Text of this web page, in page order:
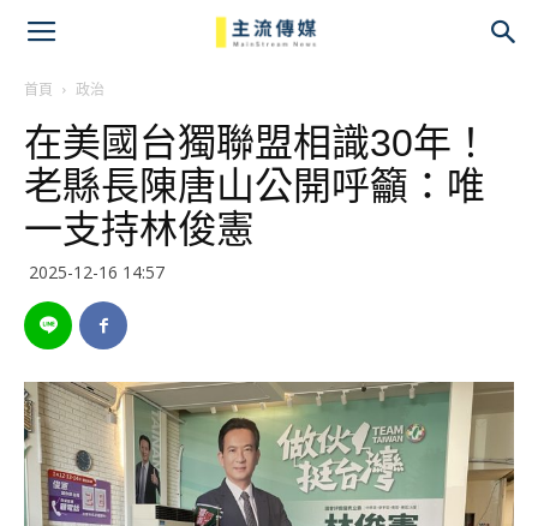
首頁 政治
在美國台獨聯盟相識30年！
老縣長陳唐山公開呼籲：唯
一支持林俊憲
2025-12-16 14:57